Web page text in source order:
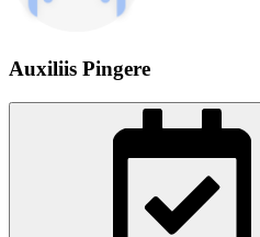
Auxiliis Pingere